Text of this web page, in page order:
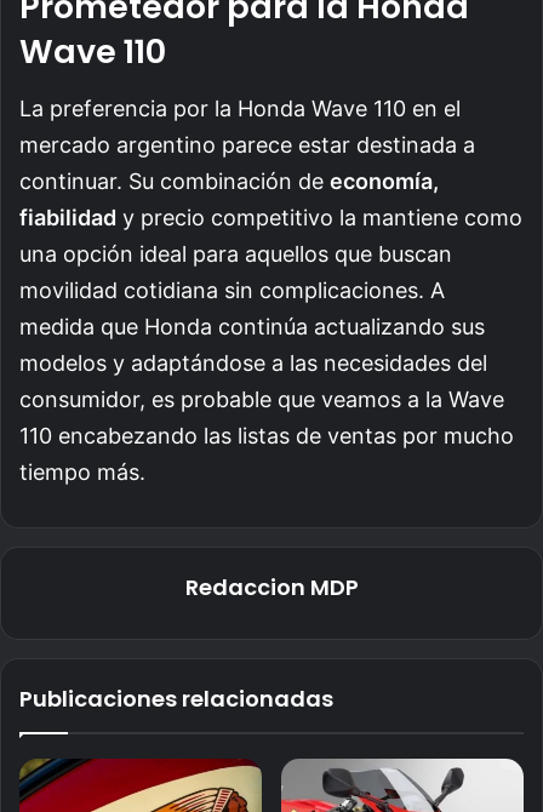
Wave 110
La preferencia por la Honda Wave 110 en el
mercado argentino parece estar destinada a
continuar. Su combinación de economía,
fiabilidad y precio competitivo la mantiene como
una opción ideal para aquellos que buscan
movilidad cotidiana sin complicaciones. A
medida que Honda continúa actualizando sus
modelos y adaptándose a las necesidades del
consumidor, es probable que veamos a la Wave
110 encabezando las listas de ventas por mucho
tiempo más.
Redaccion MDP
Publicaciones relacionadas